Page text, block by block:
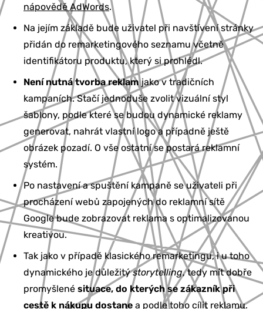
nápovědě AdWords.
Na jejím základě bude uživatel při navštívení stránky
přidán do remarketingového seznamu včetně
identifikátoru produktu, který si prohlédl.
Není nutná tvorba reklamjako v tradičních
kampaních. Stačí jednoduše zvolit vizuální styl
šablony, podle které se budou dynamické reklamy
generovat, nahrát vlastní logo a případně ještě
obrázek pozadí. O vše ostatní se postará reklamní
systém.
Po nastavení a spuštění kampaně se uživateli při
procházení webů zapojených do reklamní sítě
Google bude zobrazovat reklama s optimalizovanou
kreativou.
Tak jako v případě klasického remarketingu, i u toho
dynamického je důležitýstorytelling, tedy mít dobře
promyšlené situace, do kterých se zákazník při
cestě k nákupu dostane a podle toho cílit reklamu.